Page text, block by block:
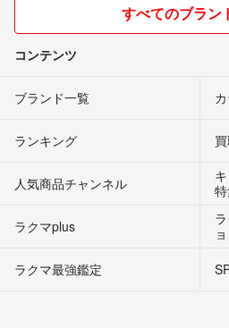
すべてのブラン
コンテンツ
ブランド一覧
ランキング
人気商品チャンネル
ラクマplus
ラクマ最強鑑定